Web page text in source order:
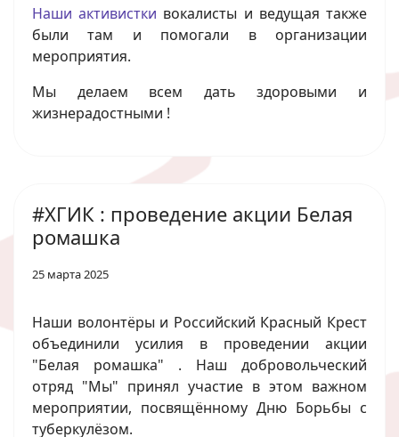
Наши активистки вокалисты и ведущая также
были там и помогали в организации
мероприятия.
Мы делаем всем дать здоровыми и
жизнерадостными !
#ХГИК : проведение акции Белая
ромашка
25 марта 2025
Наши волонтёры и Российский Красный Крест
объединили усилия в проведении акции
"Белая ромашка" . Наш добровольческий
отряд "Мы" принял участие в этом важном
мероприятии, посвящённому Дню Борьбы с
туберкулёзом.